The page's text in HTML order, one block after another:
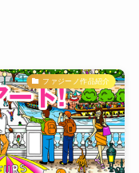
ファジーノ作品紹介